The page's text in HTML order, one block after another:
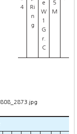
4
Ri
n
g
e
W
1
G
r.
C
5
M